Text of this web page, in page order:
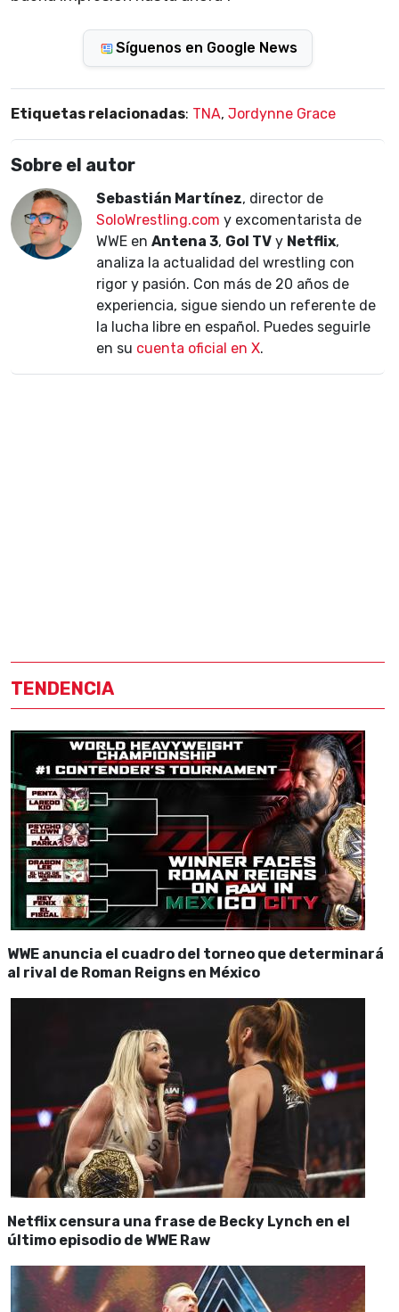
Síguenos en Google News
Etiquetas relacionadas: TNA, Jordynne Grace
Sobre el autor
Sebastián Martínez, director de
SoloWrestling.com y excomentarista de
WWE en Antena 3, Gol TV y Netflix,
analiza la actualidad del wrestling con
rigor y pasión. Con más de 20 años de
experiencia, sigue siendo un referente de
la lucha libre en español. Puedes seguirle
en su cuenta oficial en X.
TENDENCIA
WWE anuncia el cuadro del torneo que determinará
al rival de Roman Reigns en México
Netflix censura una frase de Becky Lynch en el
último episodio de WWE Raw